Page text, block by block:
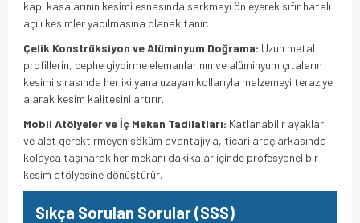
kapı kasalarının kesimi esnasında sarkmayı önleyerek sıfır hatalı
açılı kesimler yapılmasına olanak tanır.
Çelik Konstrüksiyon ve Alüminyum Doğrama: Uzun metal
profillerin, cephe giydirme elemanlarının ve alüminyum çıtaların
kesimi sırasında her iki yana uzayan kollarıyla malzemeyi teraziye
alarak kesim kalitesini artırır.
Mobil Atölyeler ve İç Mekan Tadilatları: Katlanabilir ayakları
ve alet gerektirmeyen söküm avantajıyla, ticari araç arkasında
kolayca taşınarak her mekanı dakikalar içinde profesyonel bir
kesim atölyesine dönüştürür.
Sıkça Sorulan Sorular (SSS)